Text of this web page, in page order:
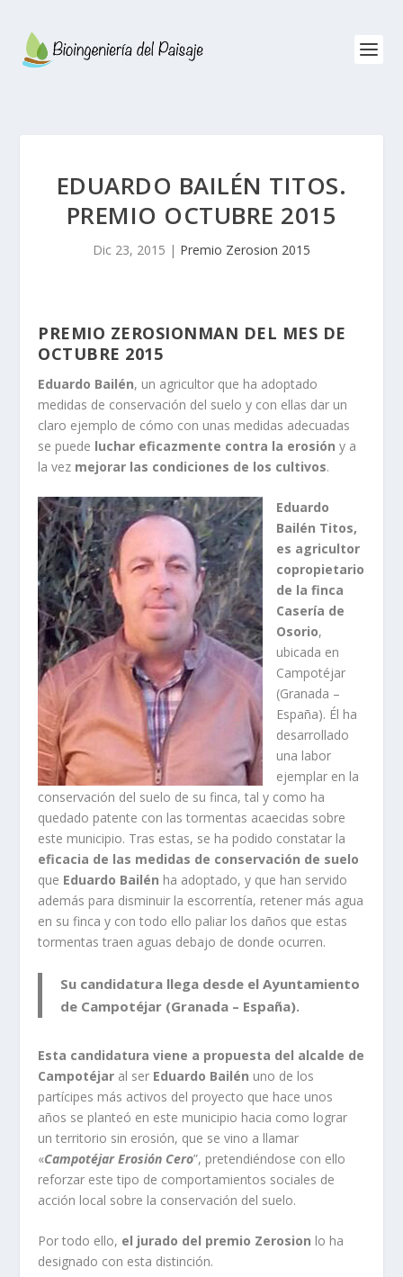
EDUARDO BAILÉN TITOS.
PREMIO OCTUBRE 2015
Dic 23, 2015 | Premio Zerosion 2015
PREMIO ZEROSIONMAN DEL MES DE
OCTUBRE 2015
Eduardo Bailén, un agricultor que ha adoptado
medidas de conservación del suelo y con ellas dar un
claro ejemplo de cómo con unas medidas adecuadas
se puede luchar eficazmente contra la erosión y a
la vez mejorar las condiciones de los cultivos.
Eduardo
Bailén Titos,
es agricultor
copropietario
de la finca
Casería de
Osorio,
ubicada en
Campotéjar
(Granada –
España). Él ha
desarrollado
una labor
ejemplar en la
conservación del suelo de su finca, tal y como ha
quedado patente con las tormentas acaecidas sobre
este municipio. Tras estas, se ha podido constatar la
eficacia de las medidas de conservación de suelo
que Eduardo Bailén ha adoptado, y que han servido
además para disminuir la escorrentía, retener más agua
en su finca y con todo ello paliar los daños que estas
tormentas traen aguas debajo de donde ocurren.
Su candidatura llega desde el Ayuntamiento
de Campotéjar (Granada – España).
Esta candidatura viene a propuesta del alcalde de
Campotéjar al ser Eduardo Bailén uno de los
partícipes más activos del proyecto que hace unos
años se planteó en este municipio hacia como lograr
un territorio sin erosión, que se vino a llamar
«Campotéjar Erosión Cero”, pretendiéndose con ello
reforzar este tipo de comportamientos sociales de
acción local sobre la conservación del suelo.
Por todo ello, el jurado del premio Zerosion lo ha
designado con esta distinción.